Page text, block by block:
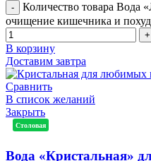
Количество товара Вода
очищение кишечника и
В корзину
Доставим завтра
Сравнить
В список желаний
Закрыть
Столовая
Вода «Кристальная»